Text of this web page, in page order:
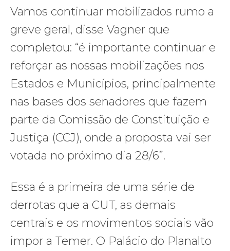
Vamos continuar mobilizados rumo a
greve geral, disse Vagner que
completou: “é importante continuar e
reforçar as nossas mobilizações nos
Estados e Municípios, principalmente
nas bases dos senadores que fazem
parte da Comissão de Constituição e
Justiça (CCJ), onde a proposta vai ser
votada no próximo dia 28/6”.
Essa é a primeira de uma série de
derrotas que a CUT, as demais
centrais e os movimentos sociais vão
impor a Temer. O Palácio do Planalto